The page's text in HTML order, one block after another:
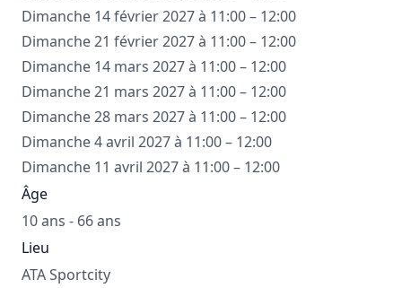
Dimanche 14 février 2027 à 11:00 – 12:00
Dimanche 21 février 2027 à 11:00 – 12:00
Dimanche 14 mars 2027 à 11:00 – 12:00
Dimanche 21 mars 2027 à 11:00 – 12:00
Dimanche 28 mars 2027 à 11:00 – 12:00
Dimanche 4 avril 2027 à 11:00 – 12:00
Dimanche 11 avril 2027 à 11:00 – 12:00
Âge
10 ans - 66 ans
Lieu
ATA Sportcity